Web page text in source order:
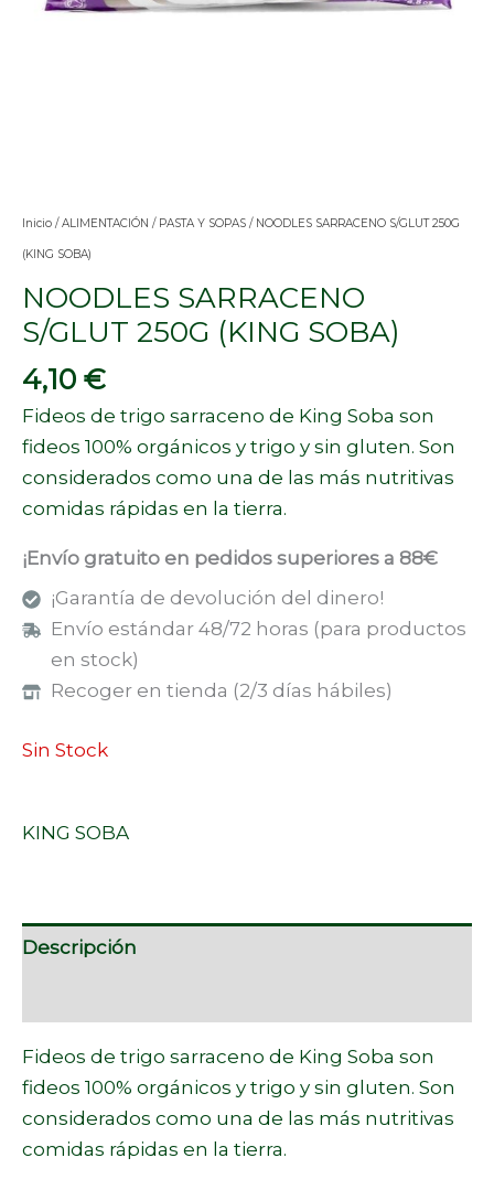
Inicio /ALIMENTACIÓN / PASTA Y SOPAS / NOODLES SARRACENO S/GLUT 250G
(KING SOBA)
NOODLES SARRACENO
S/GLUT 250G (KING SOBA)
4,10 €
Fideos de trigo sarraceno de King Soba son
fideos 100% orgánicos y trigo y sin gluten. Son
considerados como una de las más nutritivas
comidas rápidas en la tierra.
¡Envío gratuito en pedidos superiores a 88€
¡Garantía de devolución del dinero!
Envío estándar 48/72 horas (para productos
en stock)
Recoger en tienda (2/3 días hábiles)
Sin Stock
KING SOBA
Descripción
Fideos de trigo sarraceno de King Soba son
fideos 100% orgánicos y trigo y sin gluten. Son
considerados como una de las más nutritivas
comidas rápidas en la tierra.